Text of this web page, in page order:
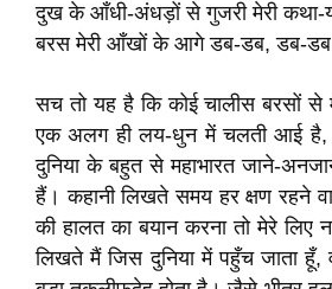
दुख के आँधी-अंधड़ों से गुजरी मेरी कथा-
बरस मेरी आँखों के आगे डब-डब, डब-डब
सच तो यह है कि कोई चालीस बरसों से
एक अलग ही लय-धुन में चलती आई है,
दुनिया के बहुत से महाभारत जाने-
हैं। कहानी लिखते समय हर क्षण रहने
की हालत का बयान करना तो मेरे लिए
लिखते मैं जिस दुनिया में पहुँच जाता हूँ,